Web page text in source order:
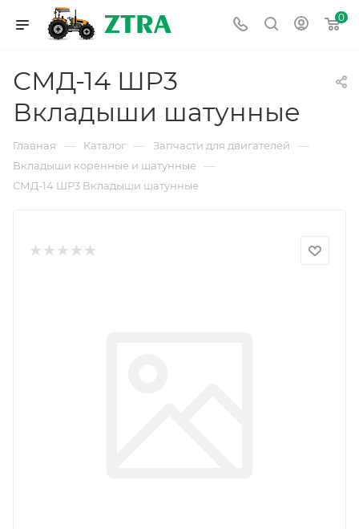
0
СМД-14 ШР3
Вкладыши шатунные
Главная — Каталог — Запчасти для двигателей —
Вкладыши коренные и шатунные —
СМД-14 ШР3 Вкладыши шатунные